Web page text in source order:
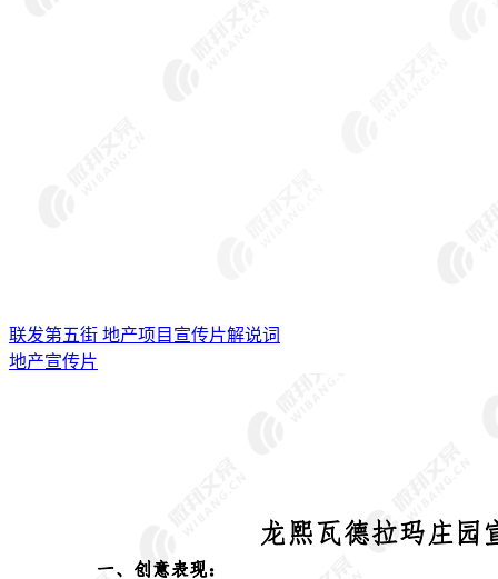
联发第五街 地产项目宣传片解说词
地产宣传片